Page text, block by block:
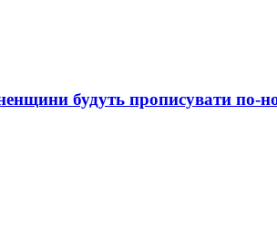
будуть прописувати по-